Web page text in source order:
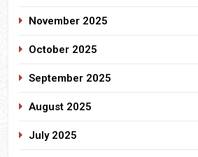
November 2025
October 2025
September 2025
August 2025
July 2025